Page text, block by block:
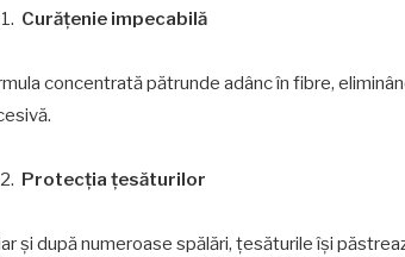
Curățenie impecabilă
concentrată pătrunde adânc în fibre,
Protecția țesăturilor
și după numeroase spălări, țesăturile își